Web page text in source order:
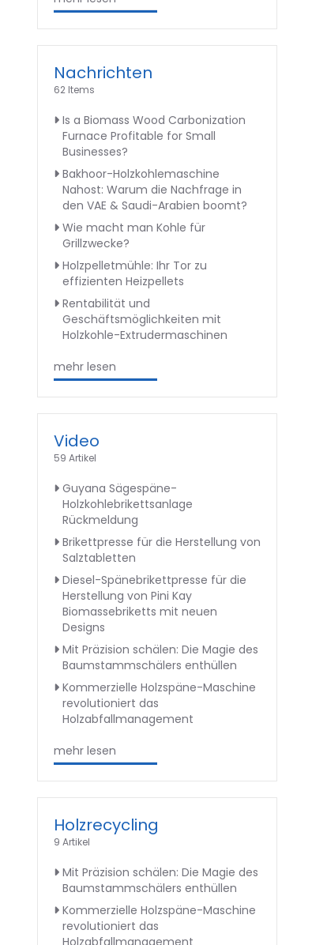
Nachrichten
62 Items
Is a Biomass Wood Carbonization
Furnace Profitable for Small
Businesses?
Bakhoor-Holzkohlemaschine
Nahost: Warum die Nachfrage in
den VAE & Saudi-Arabien boomt?
Wie macht man Kohle für
Grillzwecke?
Holzpelletmühle: Ihr Tor zu
effizienten Heizpellets
Rentabilität und
Geschäftsmöglichkeiten mit
Holzkohle-Extrudermaschinen
mehr lesen
Video
59 Artikel
Guyana Sägespäne-
Holzkohlebrikettsanlage
Rückmeldung
Brikettpresse für die Herstellung von
Salztabletten
Diesel-Spänebrikettpresse für die
Herstellung von Pini Kay
Biomassebriketts mit neuen
Designs
Mit Präzision schälen: Die Magie des
Baumstammschälers enthüllen
Kommerzielle Holzspäne-Maschine
revolutioniert das
Holzabfallmanagement
mehr lesen
Holzrecycling
9 Artikel
Mit Präzision schälen: Die Magie des
Baumstammschälers enthüllen
Kommerzielle Holzspäne-Maschine
revolutioniert das
Holzabfallmanagement